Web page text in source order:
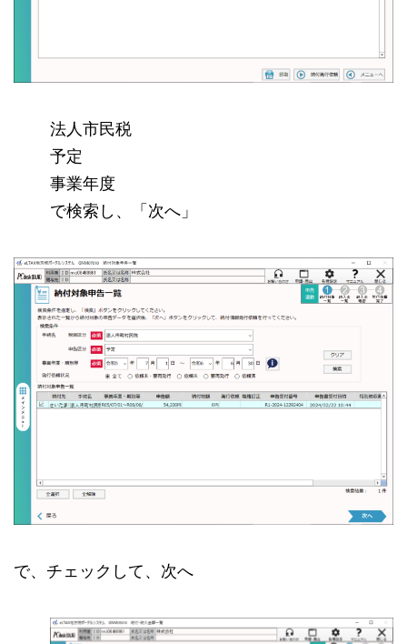
法人市民税
予定
事業年度
で検索し、「次へ」
で、チェックして、次へ